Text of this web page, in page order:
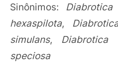
Sinônimos: Diabrotica
hexaspilota,
simulans, Diabrotica
speciosa